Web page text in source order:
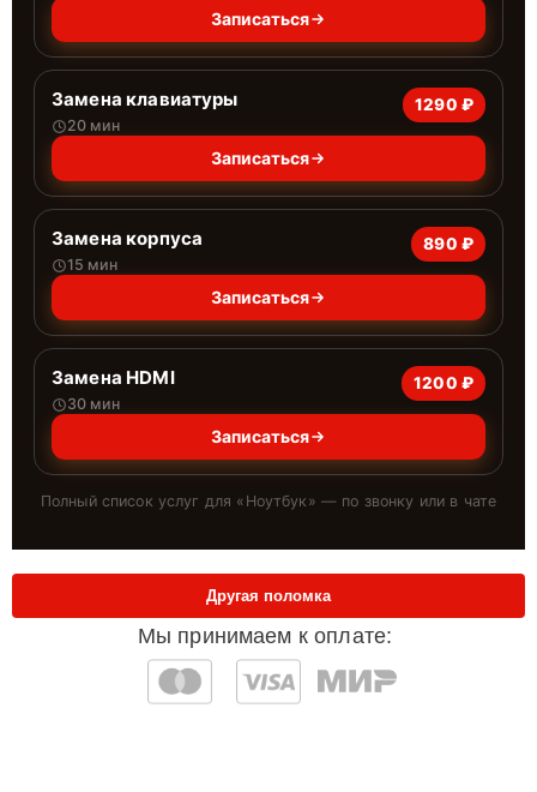
Записаться
Замена клавиатуры
20 мин
1290 ₽
Записаться
Замена корпуса
15 мин
890 ₽
Записаться
Замена HDMI
30 мин
1200 ₽
Записаться
Полный список услуг для « Ноутбук » — по звонку или в чате
Мы принимаем к оплате:
Другая поломка